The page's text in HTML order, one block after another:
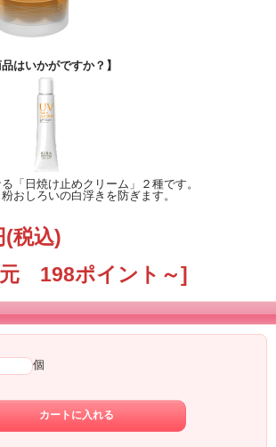
の状態がよくなります。
余分な皮脂を吸着し、サラサラ感と透明感を保ちます。
膚呼吸を妨げず、お肌にやさしい上に、汗や皮脂をはじ
くすみません。
はいかがですか？】
「日焼け止めクリーム」２種です。
おしろいの白浮きを防ぎます。
(税込)
198ポイント～]
個